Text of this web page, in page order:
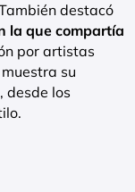
destacó
la que compartía
por artistas
muestra su
desde los